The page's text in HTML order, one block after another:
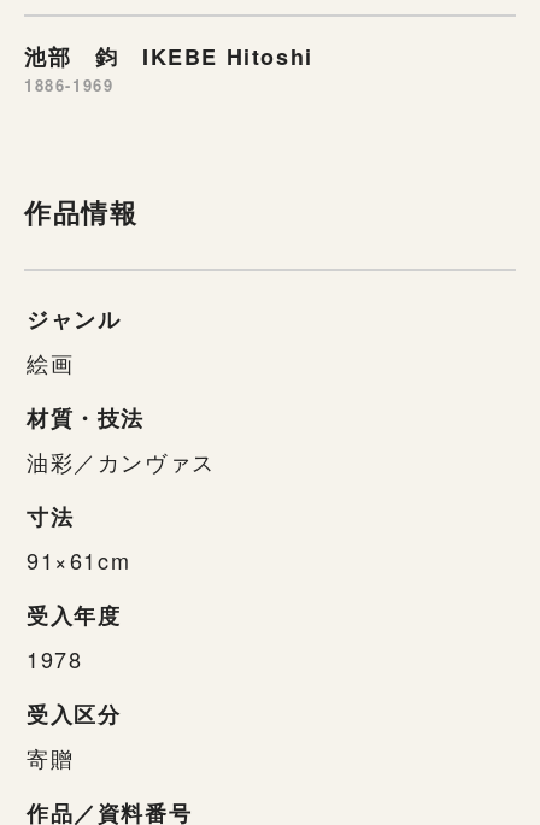
池部 鈞 IKEBE Hitoshi
1886-1969
作品情報
ジャンル
絵画
材質・技法
油彩／カンヴァス
寸法
91×61cm
受入年度
1978
受入区分
寄贈
作品／資料番号